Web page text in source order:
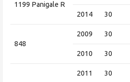
1199 Panigale R
2014 30
848
2009 30
2010 30
2011 30